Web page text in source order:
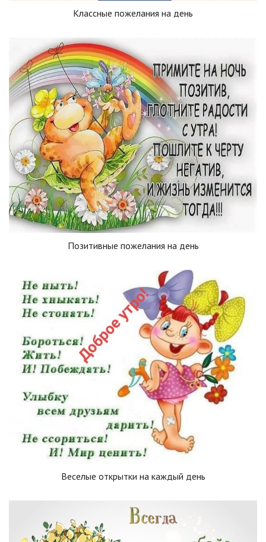
Классные пожелания на день
Позитивные пожелания на день
Веселые открытки на каждый день